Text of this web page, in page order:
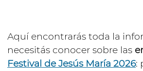
Aquí encontrarás toda la
necesitás conocer sobre las
Festival de Jesús María 2026: